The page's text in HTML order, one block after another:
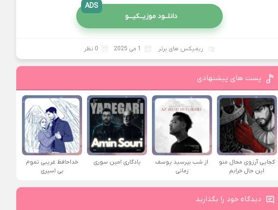
دانلــود موزیــکیـــو
ADS
ریمیکس های برتر 1 می 2025 0 نظر
پست های پیشنهادی
کجایی آرزوی محال منو
این حال خرابم
از شب بپرسید یوسف
زمانی
یادگاری امین سوری
خداحافظ غریبی تموم
بی اسیری
دیدگاه خود را بگذارید